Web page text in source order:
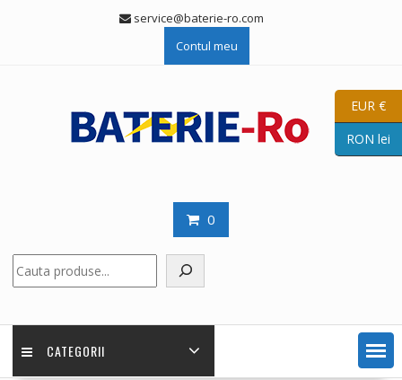
service@baterie-ro.com
Contul meu
0
CATEGORII
EUR €
RON lei